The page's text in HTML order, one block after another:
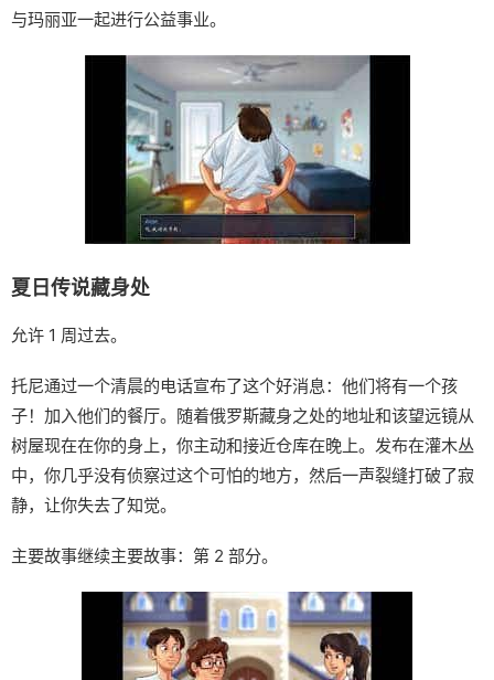
与玛丽亚一起进行公益事业。
夏日传说藏身处
允许 1 周过去。
托尼通过一个清晨的电话宣布了这个好消息：他们将有一个孩
子！加入他们的餐厅。随着俄罗斯藏身之处的地址和该望远镜从
树屋现在在你的身上，你主动和接近仓库在晚上。发布在灌木丛
中，你几乎没有侦察过这个可怕的地方，然后一声裂缝打破了寂
静，让你失去了知觉。
主要故事继续主要故事：第 2 部分。